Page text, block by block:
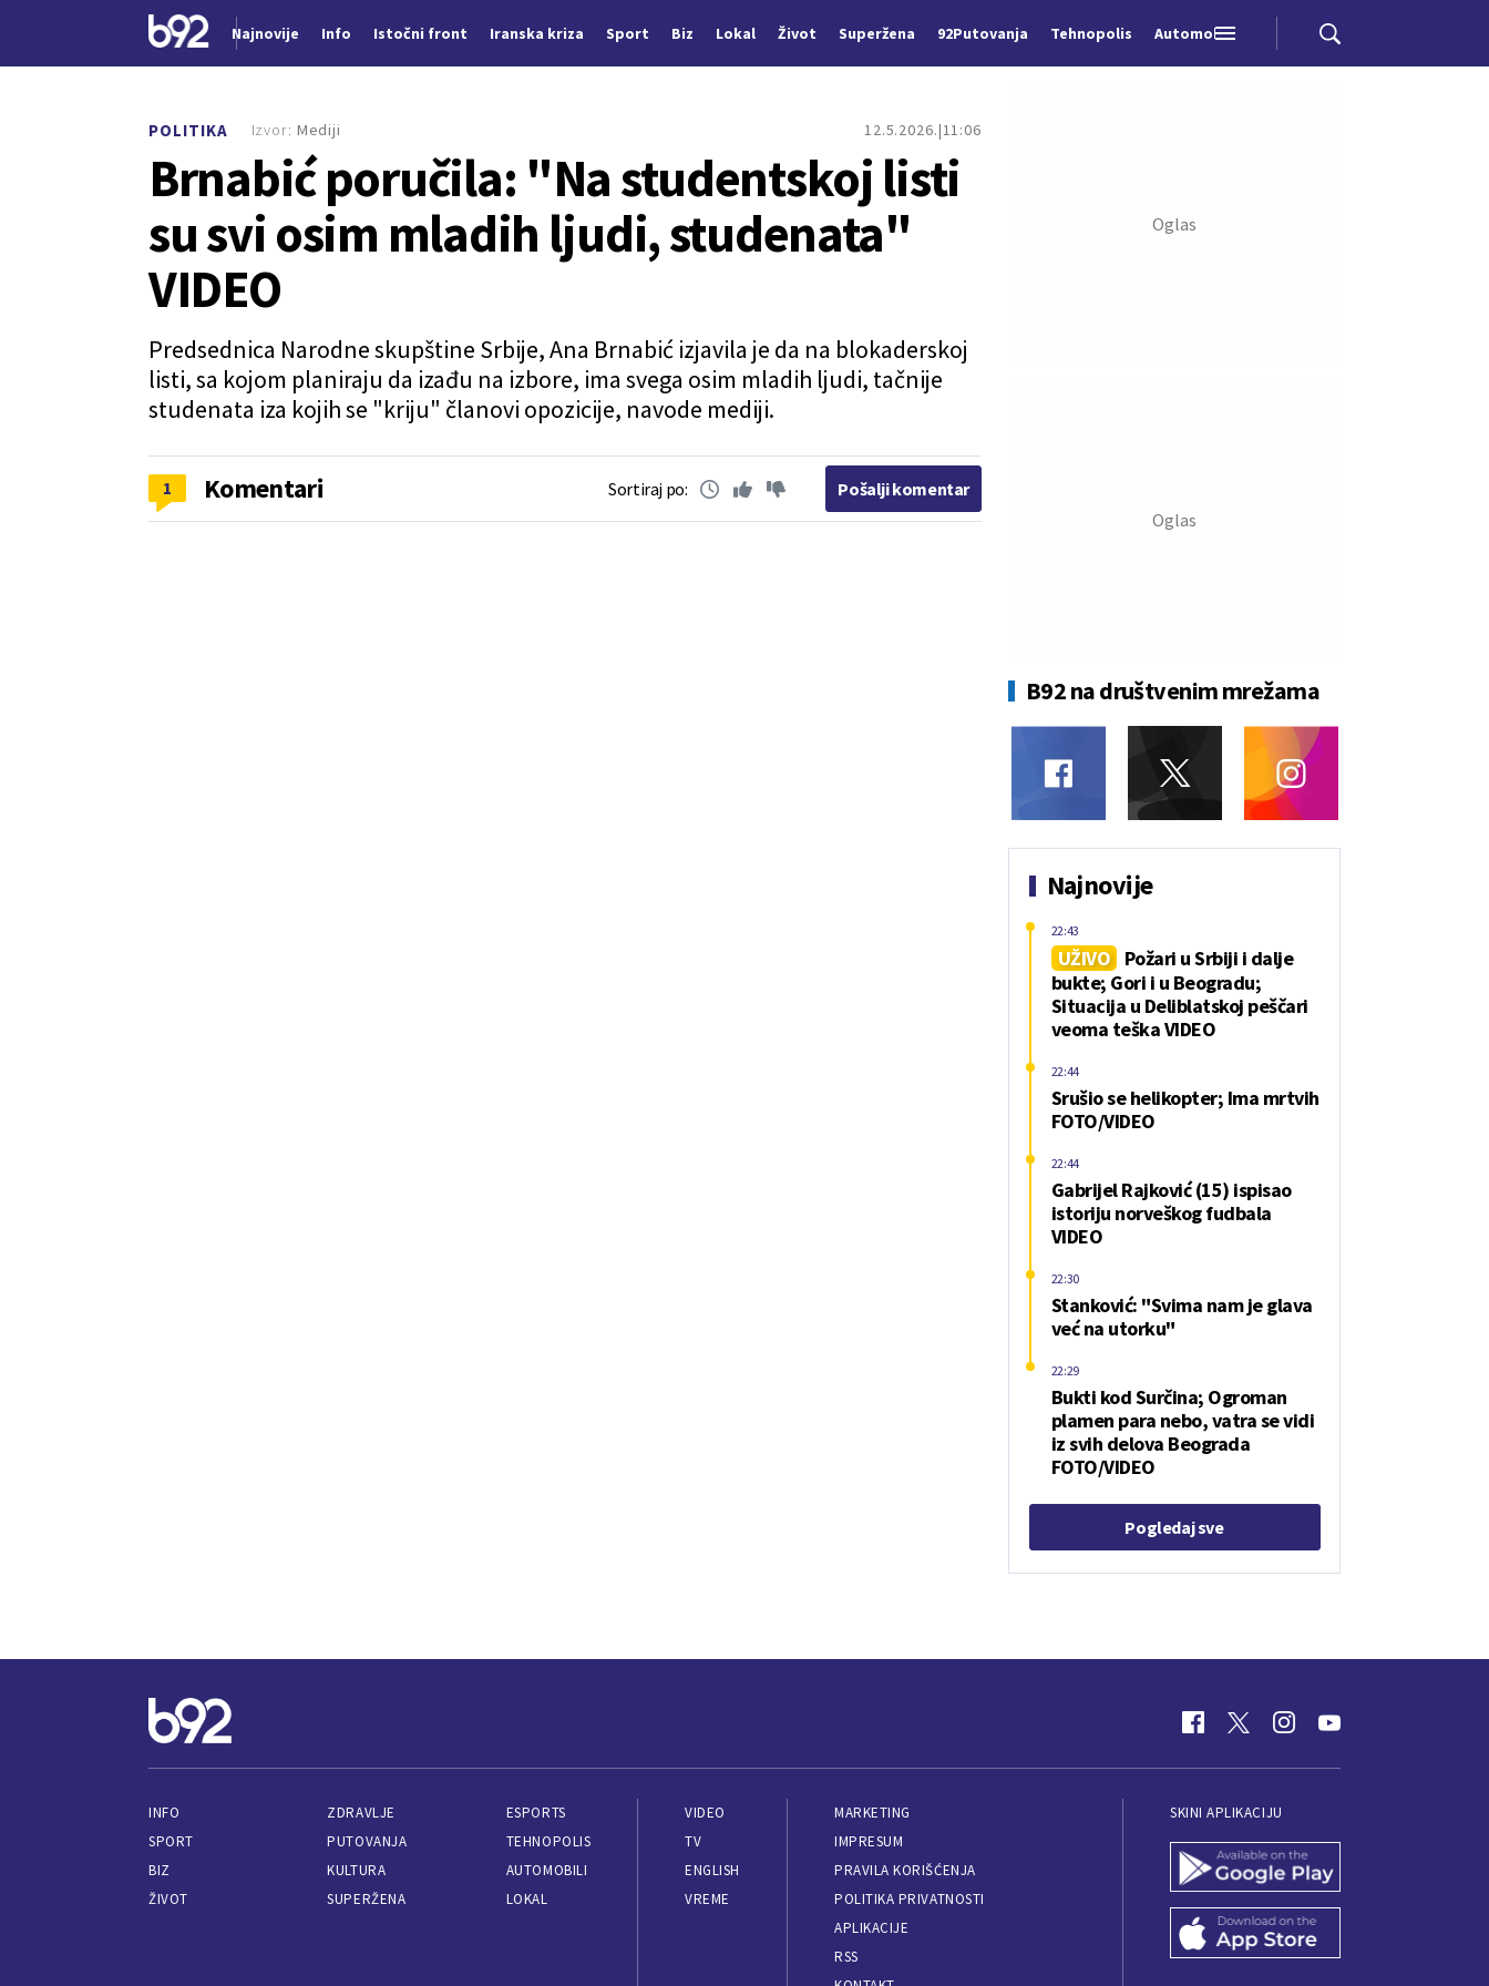
Najnovije Info Istočni front Iranska kriza Sport Biz Lokal Život Superžena 92Putovanja Tehnopolis Automobili
POLITIKA 12.5.2026. 11:06
Brnabić poručila: "Na studentskoj listi
su svi osim mladih ljudi, studenata"
VIDEO
Predsednica Narodne skupštine Srbije, Ana Brnabić izjavila je da na blokaderskoj
listi, sa kojom planiraju da izađu na izbore, ima svega osim mladih ljudi, tačnije
studenata iza kojih se "kriju" članovi opozicije, navode mediji.
Izvor: Mediji
1 Komentari Sortiraj po: Pošalji komentar
B92 na društvenim mrežama
Najnovije
UŽIVO
Požari u Srbiji i dalje
bukte; Gori i u Beogradu;
Situacija u Deliblatskoj peščari
veoma teška VIDEO
22:43
Srušio se helikopter; Ima mrtvih
FOTO/VIDEO
22:44
Gabrijel Rajković (15) ispisao
istoriju norveškog fudbala
VIDEO
22:44
Stanković: "Svima nam je glava
već na utorku"
22:30
Bukti kod Surčina; Ogroman
plamen para nebo, vatra se vidi
iz svih delova Beograda
FOTO/VIDEO
22:29
Pogledaj sve
INFO
SPORT
BIZ
ŽIVOT
ZDRAVLJE
PUTOVANJA
KULTURA
SUPERŽENA
ESPORTS
TEHNOPOLIS
AUTOMOBILI
LOKAL
VIDEO
TV
ENGLISH
VREME
MARKETING
IMPRESUM
PRAVILA KORIŠĆENJA
POLITIKA PRIVATNOSTI
APLIKACIJE
RSS
SKINI APLIKACIJU